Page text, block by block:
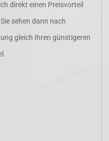
direkt einen Preisvorteil
sehen dann nach
gleich Ihren günstigeren